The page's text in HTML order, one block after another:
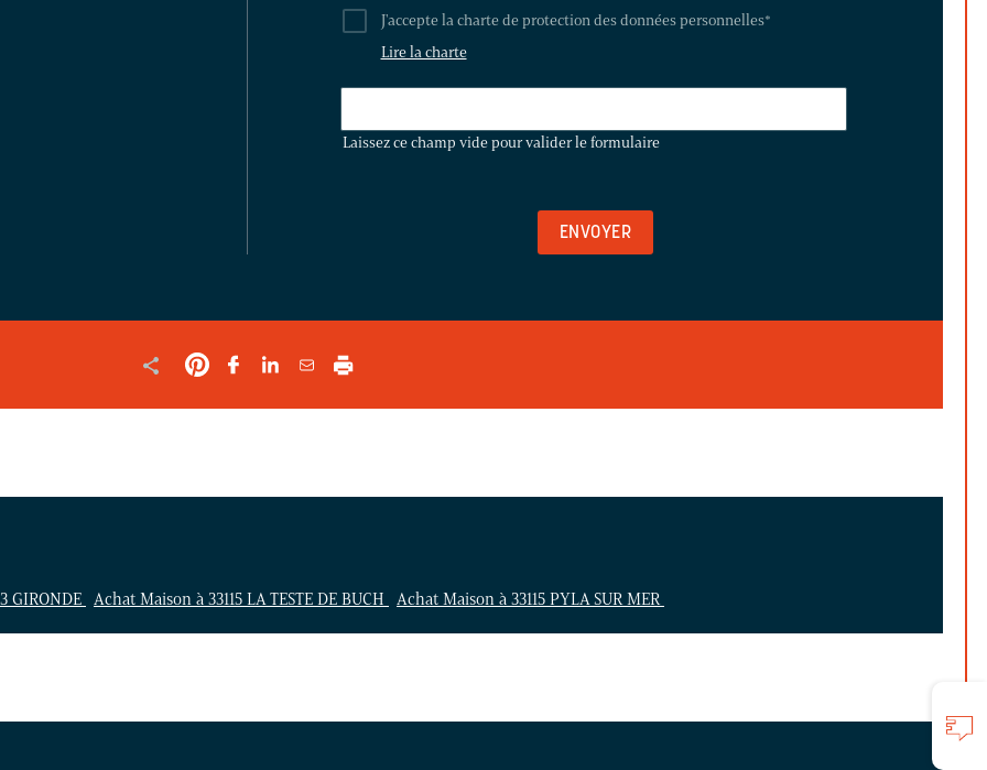
J'accepte la charte de protection des données personnelles*
Lire la charte
CHAMP
Laissez ce champ vide pour valider le formulaire
GIRONDE Achat Maison à 33115 LA TESTE DE BUCH Achat Maison à 33115 PYLA SUR MER